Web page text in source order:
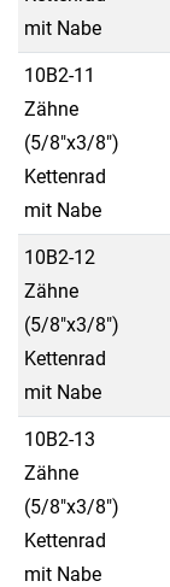
mit Nabe
10B2-11
Zähne
(5/8"x3/8")
Kettenrad
mit Nabe
10B2-12
Zähne
(5/8"x3/8")
Kettenrad
mit Nabe
10B2-13
Zähne
(5/8"x3/8")
Kettenrad
mit Nabe